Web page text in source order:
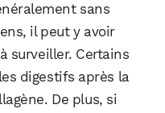
sans
il peut y avoir
surveiller. Certains
digestifs après la
De plus, si